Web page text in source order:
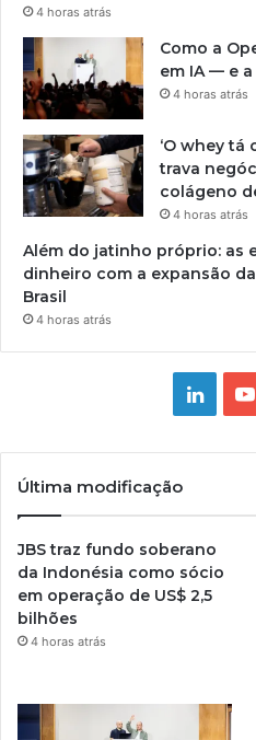
4 horas atrás
Como a
em IA — e
4 horas atrás
‘O whey tá
trava
colágeno
4 horas atrás
Além do jatinho próprio: as
dinheiro com a expansão
Brasil
4 horas atrás
Última modificação
JBS traz fundo soberano
da Indonésia como sócio
em operação de US$ 2,5
bilhões
4 horas atrás